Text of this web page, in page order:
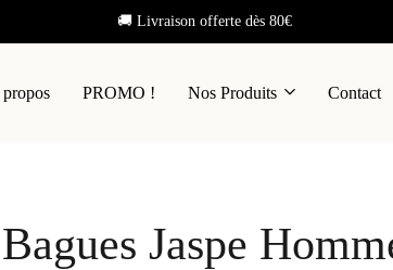
🚚 Livraison offerte dès 80€
PROMO ! Nos Produits Contact
Bagues Jaspe